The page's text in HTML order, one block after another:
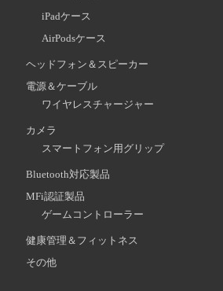
iPadケース
AirPodsケース
ヘッドフォン＆スピーカー
電源＆ケーブル
ワイヤレスチャージャー
カメラ
スマートフォン用グリップ
Bluetooth対応製品
MFi認証製品
ゲームコントローラー
健康管理＆フィットネス
その他